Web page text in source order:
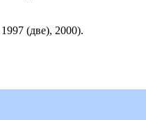
(две), 2000).